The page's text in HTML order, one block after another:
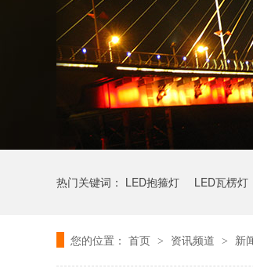
热门关键词： LED抱箍灯 LED瓦楞灯
您的位置： 首页 > 资讯频道 > 新